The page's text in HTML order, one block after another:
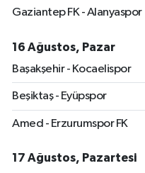
Gaziantep FK - Alanyaspor
16 Ağustos, Pazar
Başakşehir - Kocaelispor
Beşiktaş - Eyüpspor
Amed - Erzurumspor FK
17 Ağustos, Pazartesi